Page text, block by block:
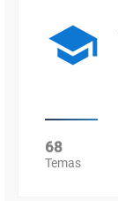
68
Temas